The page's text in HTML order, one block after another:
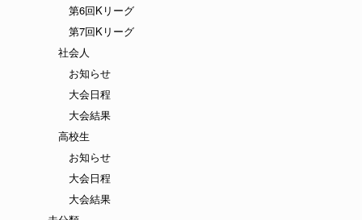
第6回Kリーグ
第7回Kリーグ
社会人
お知らせ
大会日程
大会結果
高校生
お知らせ
大会日程
大会結果